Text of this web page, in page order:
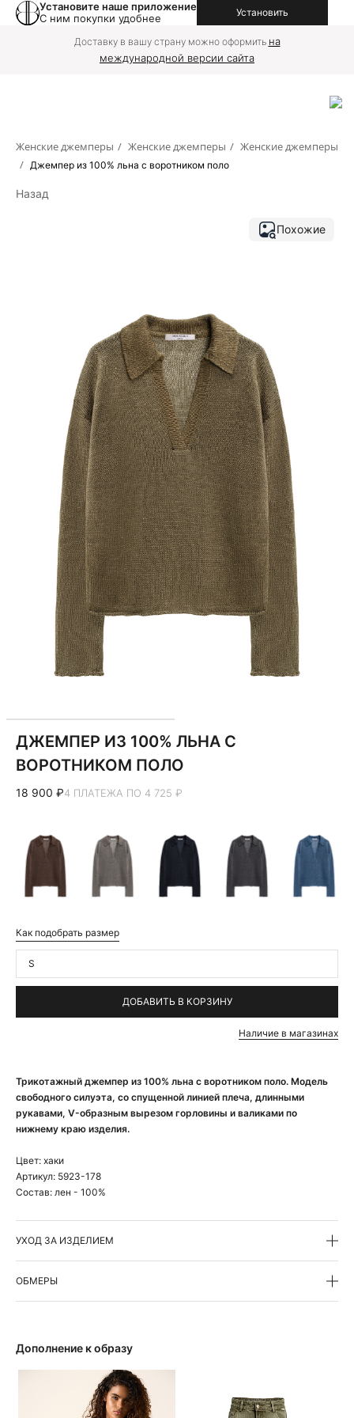
Установите наше приложение
С ним покупки удобнее
Установить
Доставку в вашу страну можно оформить на
международной версии сайта
Женские джемперы / Женские джемперы / Женские джемперы
/ Джемпер из 100% льна с воротником поло
Назад
Трикотажный джемпер из 100% льна с воротником поло. Модель
свободного силуэта, со спущенной линией плеча, длинными
рукавами, V-образным вырезом горловины и валиками по
нижнему краю изделия.
Цвет: хаки
Артикул: 5923-178
Состав: лен - 100%
УХОД ЗА ИЗДЕЛИЕМ
ОБМЕРЫ
Похожие
ДЖЕМПЕР ИЗ 100% ЛЬНА С
ВОРОТНИКОМ ПОЛО
18 900 ₽4 ПЛАТЕЖА ПО 4 725 ₽
Как подобрать размер
S
ДОБАВИТЬ В КОРЗИНУ
Наличие в магазинах
Дополнение к образу